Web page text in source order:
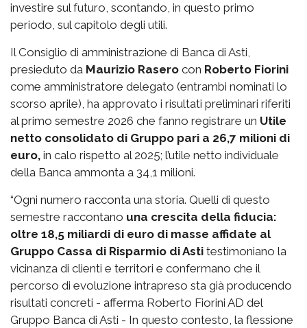
investire sul futuro, scontando, in questo primo
periodo, sul capitolo degli utili.
Il Consiglio di amministrazione di Banca di Asti,
presieduto da Maurizio Rasero con Roberto Fiorini
come amministratore delegato (entrambi nominati lo
scorso aprile), ha approvato i risultati preliminari riferiti
al primo semestre 2026 che fanno registrare un Utile
netto consolidato di Gruppo pari a 26,7 milioni di
euro, in calo rispetto al 2025; l’utile netto individuale
della Banca ammonta a 34,1 milioni.
“Ogni numero racconta una storia. Quelli di questo
semestre raccontano una crescita della fiducia:
oltre 18,5 miliardi di euro di masse affidate al
Gruppo Cassa di Risparmio di Asti testimoniano la
vicinanza di clienti e territori e confermano che il
percorso di evoluzione intrapreso sta già producendo
risultati concreti - afferma Roberto Fiorini AD del
Gruppo Banca di Asti - In questo contesto, la flessione